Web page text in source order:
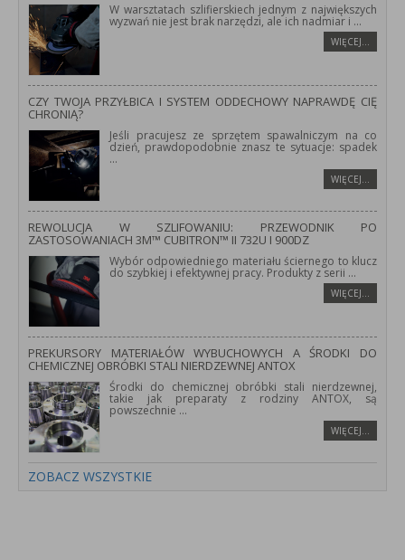
W warsztatach szlifierskiech jednym z największych
wyzwań nie jest brak narzędzi, ale ich nadmiar i ...
WIĘCEJ…
CZY TWOJA PRZYŁBICA I SYSTEM ODDECHOWY NAPRAWDĘ CIĘ
CHRONIĄ?
Jeśli pracujesz ze sprzętem spawalniczym na co
dzień, prawdopodobnie znasz te sytuacje: spadek
...
WIĘCEJ…
REWOLUCJA W SZLIFOWANIU: PRZEWODNIK PO
ZASTOSOWANIACH 3M™ CUBITRON™ II 732U I 900DZ
Wybór odpowiedniego materiału ściernego to klucz
do szybkiej i efektywnej pracy. Produkty z serii ...
WIĘCEJ…
PREKURSORY MATERIAŁÓW WYBUCHOWYCH A ŚRODKI DO
CHEMICZNEJ OBRÓBKI STALI NIERDZEWNEJ ANTOX
Środki do chemicznej obróbki stali nierdzewnej,
takie jak preparaty z rodziny ANTOX, są
powszechnie...
WIĘCEJ…
ZOBACZ WSZYSTKIE